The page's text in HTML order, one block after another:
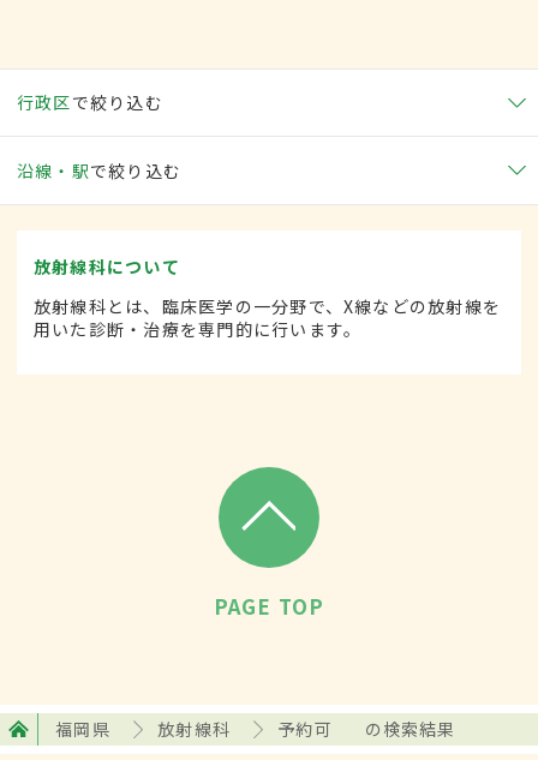
行政区で絞り込む
沿線・駅で絞り込む
放射線科について
放射線科とは、臨床医学の一分野で、X線などの放射線を
用いた診断・治療を専門的に行います。
PAGE TOP
福岡県 放射線科 予約可 の検索結果